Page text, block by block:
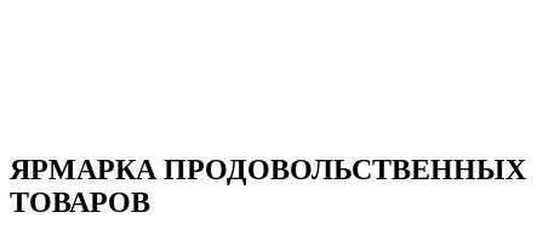
ЯРМАРКА ПРОДОВОЛЬСТВЕННЫХ
ТОВАРОВ